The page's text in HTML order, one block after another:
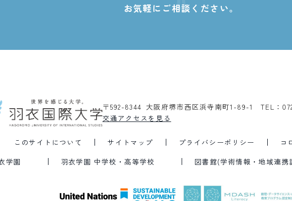
お気軽にご相談ください。
〒592-8344 大阪府堺市西区浜寺南町1-89-1
TEL：
交通アクセスを見る
このサイトについて サイトマップ プライバシーポリシー
コ
学園
羽衣学園 中学校・高等学校 図書館(学術情報・地域連携